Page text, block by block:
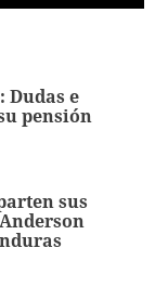
Dudas e
pensión
sus